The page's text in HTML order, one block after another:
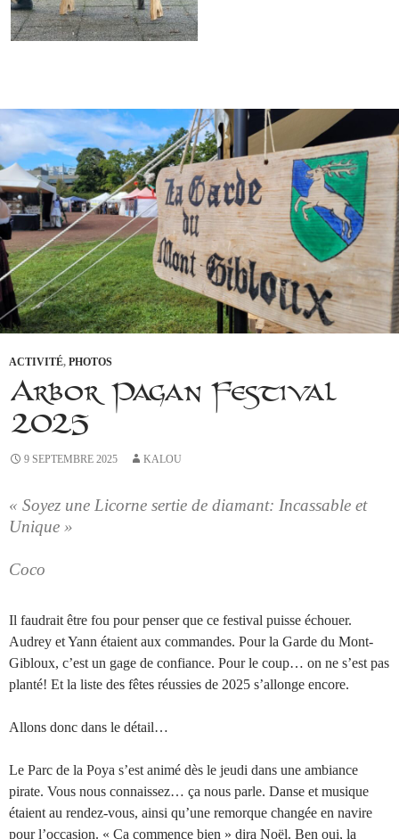
ACTIVITÉ, PHOTOS
Arbor Pagan Festival
2025
9 SEPTEMBRE 2025 KALOU
« Soyez une Licorne sertie de diamant: Incassable et
Unique »
Coco
Il faudrait être fou pour penser que ce festival puisse échouer.
Audrey et Yann étaient aux commandes. Pour la Garde du Mont-
Gibloux, c’est un gage de confiance. Pour le coup… on ne s’est pas
planté! Et la liste des fêtes réussies de 2025 s’allonge encore.
Allons donc dans le détail…
Le Parc de la Poya s’est animé dès le jeudi dans une ambiance
pirate. Vous nous connaissez… ça nous parle. Danse et musique
étaient au rendez-vous, ainsi qu’une remorque changée en navire
pour l’occasion. « Ça commence bien » dira Noël. Ben oui, la